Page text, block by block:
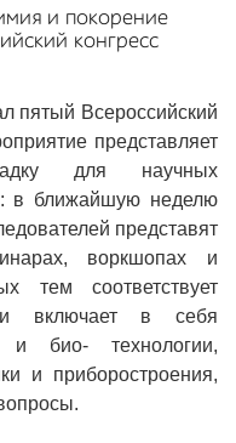
и покорение
конгресс
пятый Всероссийский
представляет
для научных
в ближайшую неделю
представят
воркшопах и
тем соответствует
и включает в себя
и био- технологии,
и приборостроения,